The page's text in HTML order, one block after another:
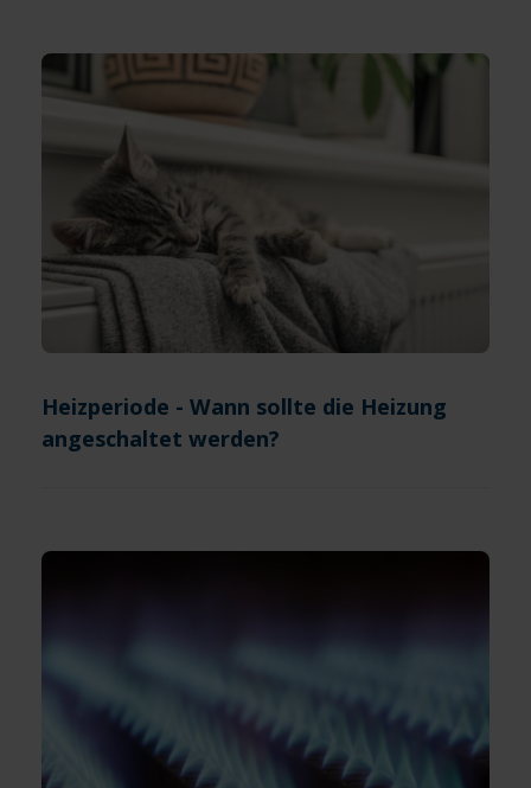
Heizperiode - Wann sollte die Heizung
angeschaltet werden?